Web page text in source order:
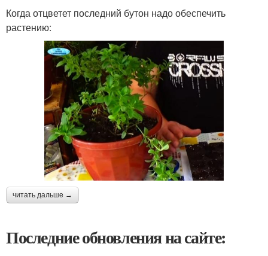
Когда отцветет последний бутон надо обеспечить
растению:
читать дальше →
Последние обновления на сайте: